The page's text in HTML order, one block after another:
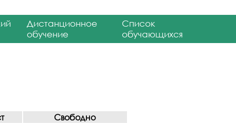
Дистанционное
обучение
Список
обучающихся
Свободно